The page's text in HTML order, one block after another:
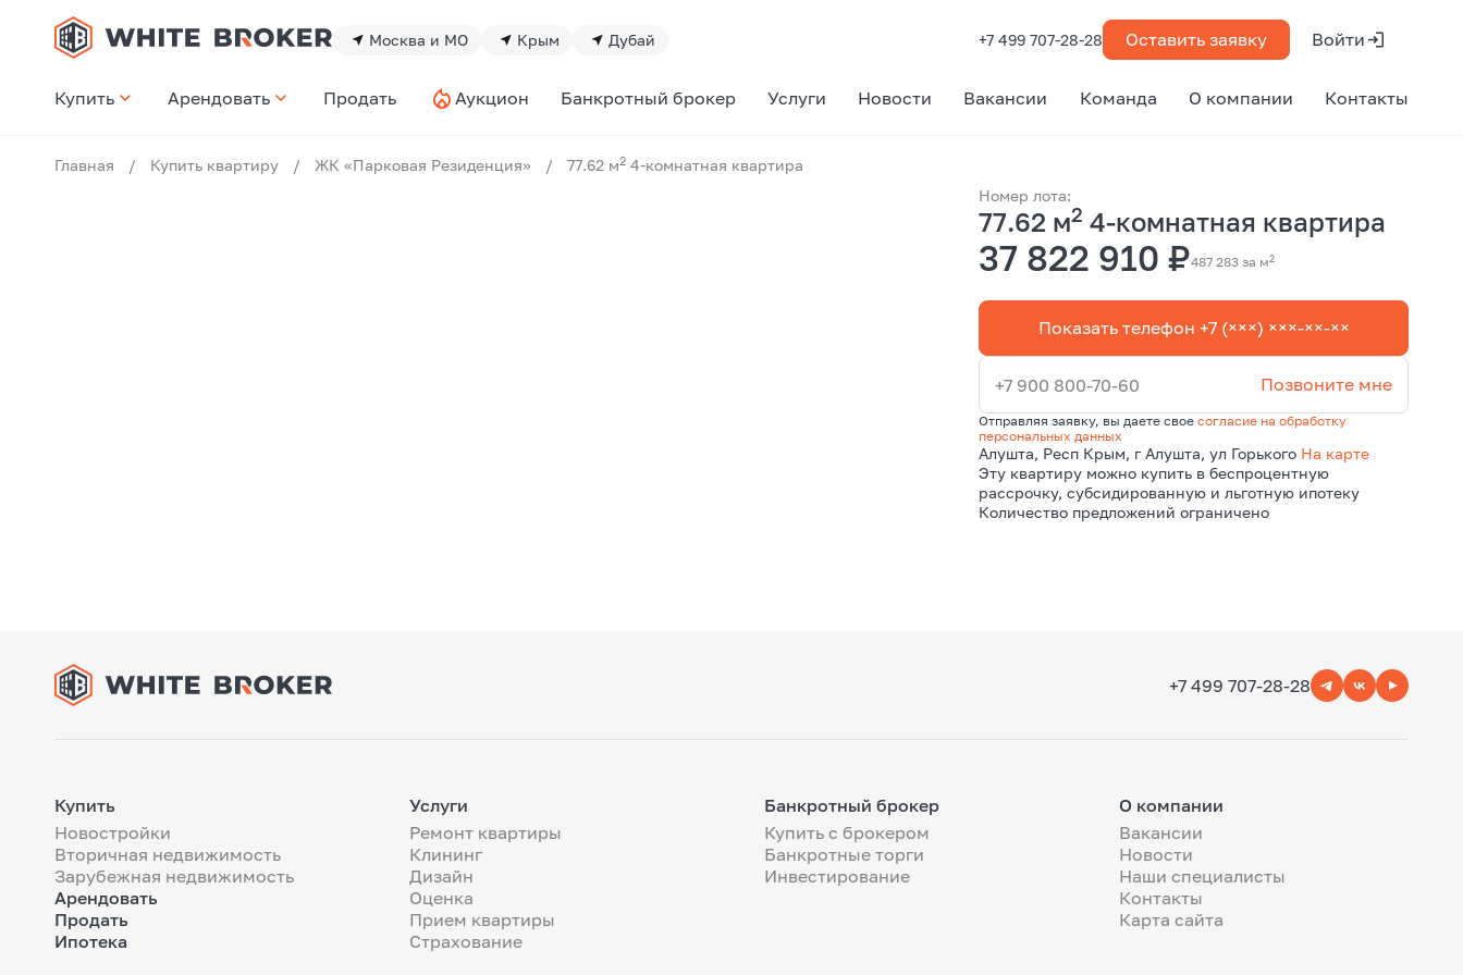
Москва и МО Крым Дубай +7 499 707-28-28 Оставить заявку Войти
Купить Арендовать Продать Аукцион Банкротный брокер Услуги Новости Вакансии Команда О компании Контакты
Главная / Купить квартиру / ЖК «Парковая Резиденция» / 77.62 м2 4-комнатная квартира
Номер лота:
77.62 м2 4-комнатная квартира
37 822 910 ₽487 283 за м2
Показать телефон +7 (×××) ×××-××-××
+7 900 800-70-60 Позвоните мне
Отправляя заявку, вы даете своесогласие на обработку
персональных данных
Алушта, Респ Крым, г Алушта, ул Горького На карте
Эту квартиру можно купить в беспроцентную
рассрочку, субсидированную и льготную ипотеку
Количество предложений ограничено
+7 499 707-28-28
Купить
Новостройки
Вторичная недвижимость
Зарубежная недвижимость
Арендовать
Продать
Ипотека
Услуги
Ремонт квартиры
Клининг
Дизайн
Оценка
Прием квартиры
Страхование
Банкротный брокер
Купить с брокером
Банкротные торги
Инвестирование
О компании
Вакансии
Новости
Наши специалисты
Контакты
Карта сайта